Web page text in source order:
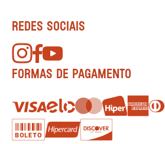
REDES SOCIAIS
FORMAS DE PAGAMENTO